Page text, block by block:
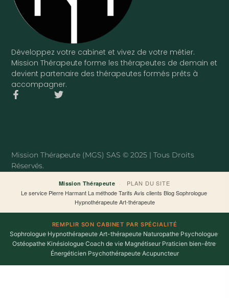
Développez votre cabinet et vivez de votre métier.
Mission Thérapeute forme les thérapeutes de demain et
devient partenaire des thérapeutes formés prêts à
accompagner.
F
k
-
T
Mission Thérapeute (MGS) SAS © 2025 | Tous Droits
Réservés.
Mission Thérapeute ·
PLAN DU SITE
Le service·Pierre Harmant·La méthode·Tarifs·Avis clients·Blog·Sophrologue·
Hypnothérapeute·Art-thérapeute
REMPLIR SON CABINET PAR SPÉCIALITÉ
Sophrologue·Hypnothérapeute·Art-thérapeute·Naturopathe·Psychologue·
Ostéopathe·Kinésiologue·Coach de vie·Magnétiseur·Praticien bien-être·
Énergéticien·Psychothérapeute·Acupuncteur